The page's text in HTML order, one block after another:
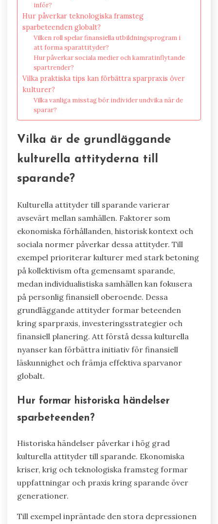
inför?
Hur påverkar teknologiska framsteg
sparbeteenden globalt?
Vilken roll spelar finansiella utbildningsprogram i
att forma sparattityder?
Hur påverkar sociala medier och kamratinflytande
spartrender?
Vilka praktiska tips kan förbättra sparpraxis över
kulturer?
Vilka vanliga misstag bör individer undvika när de
sparar?
Vilka är de grundläggande
kulturella attityderna till
sparande?
Kulturella attityder till sparande varierar
avsevärt mellan samhällen. Faktorer som
ekonomiska förhållanden, historisk kontext och
sociala normer påverkar dessa attityder. Till
exempel prioriterar kulturer med stark betoning
på kollektivism ofta gemensamt sparande,
medan individualistiska samhällen kan fokusera
på personlig finansiell oberoende. Dessa
grundläggande attityder formar beteenden
kring sparpraxis, investeringsstrategier och
finansiell planering. Att förstå dessa kulturella
nyanser kan förbättra initiativ för finansiell
läskunnighet och främja effektiva sparvanor
globalt.
Hur formar historiska händelser
sparbeteenden?
Historiska händelser påverkar i hög grad
kulturella attityder till sparande. Ekonomiska
kriser, krig och teknologiska framsteg formar
uppfattningar och praxis kring sparande över
generationer.
Till exempel inpräntade den stora depressionen